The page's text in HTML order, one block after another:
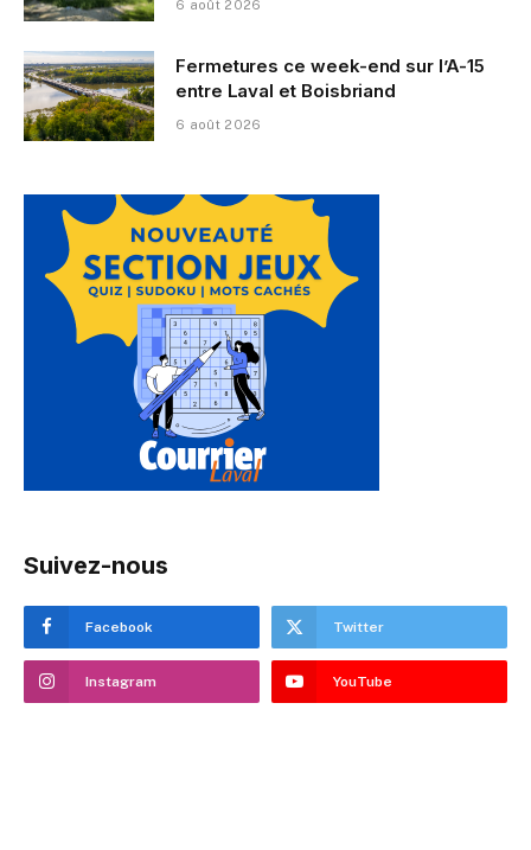
6 août 2026
Fermetures ce week-end sur l’A-15
entre Laval et Boisbriand
6 août 2026
Suivez-nous
Facebook Twitter
Instagram YouTube